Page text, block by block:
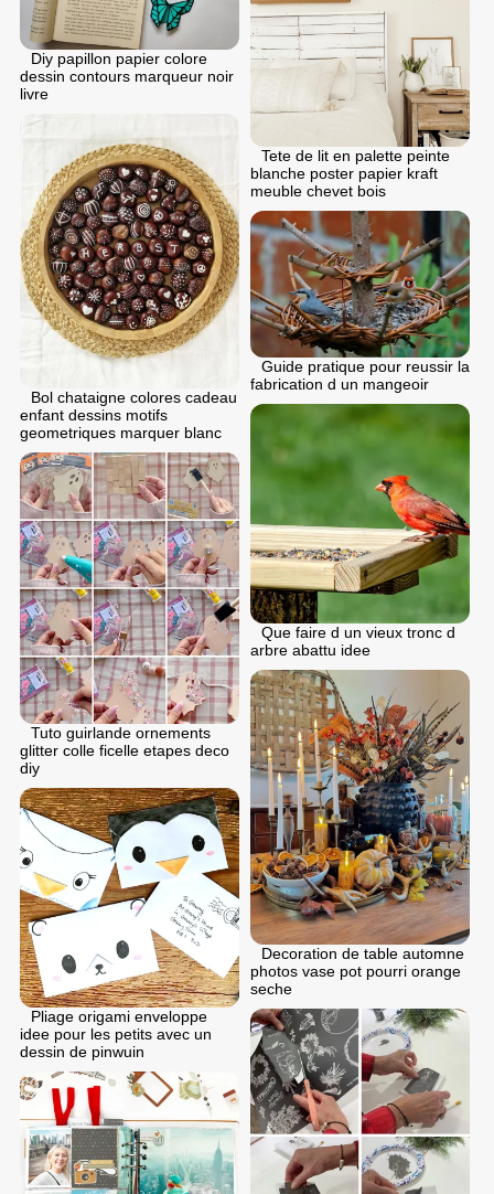
Diy papillon papier colore
dessin contours marqueur noir
livre
Tete de lit en palette peinte
blanche poster papier kraft
meuble chevet bois
Bol chataigne colores cadeau
enfant dessins motifs
geometriques marquer blanc
Guide pratique pour reussir la
fabrication d un mangeoir
Que faire d un vieux tronc d
arbre abattu idee
Tuto guirlande ornements
glitter colle ficelle etapes deco
diy
Decoration de table automne
photos vase pot pourri orange
seche
Pliage origami enveloppe
idee pour les petits avec un
dessin de pinwuin